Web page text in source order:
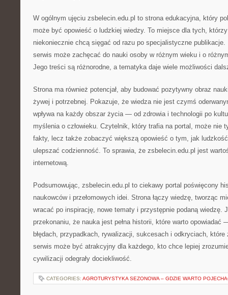
W ogólnym ujęciu zsbelecin.edu.pl to strona edukacyjna, który
może być opowieść o ludzkiej wiedzy. To miejsce dla tych,
niekoniecznie chcą sięgać od razu po specjalistyczne
serwis może zachęcać do nauki osoby w różnym wieku i o
Jego treści są różnorodne, a tematyka daje wiele możliwości
Strona ma również potencjał, aby budować pozytywny obraz
żywej i potrzebnej. Pokazuje, że wiedza nie jest czymś
wpływa na każdy obszar życia — od zdrowia i technologii po
myślenia o człowieku. Czytelnik, który trafia na portal, może nie
fakty, lecz także zobaczyć większą opowieść o tym, jak ludzkość
ulepszać codzienność. To sprawia, że zsbelecin.edu.pl jest
internetową.
Podsumowując, zsbelecin.edu.pl to ciekawy portal poświęcony
naukowców i przełomowych idei. Strona łączy wiedzę, tworząc
wracać po inspirację, nowe tematy i przystępnie podaną wiedzę.
przekonaniu, że nauka jest pełna historii, które warto opowiadać
błędach, przypadkach, rywalizacji, sukcesach i odkryciach, które
serwis może być atrakcyjny dla każdego, kto chce lepiej
cywilizacji odegrały dociekliwość.
CATEGORIES: AGROTURYSTYKA SEZONOWA – GDZIE WARTO